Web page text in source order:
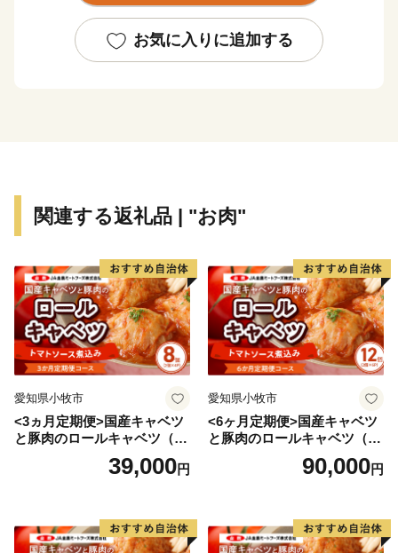
また、県下有数の温泉地としても知られ、まちのいたる
ところに温泉施設が点在しており、各温泉で源泉が異な
お気に入りに追加する
関連する返礼品 | "お肉"
愛知県小牧市
<3ヵ月定期便>国産キャベツ
と豚肉のロールキャベツ（4P
39,000円
愛知県小牧市
<6ヶ月定期便>国産キャベツ
と豚肉のロールキャベツ（6P
90,000円